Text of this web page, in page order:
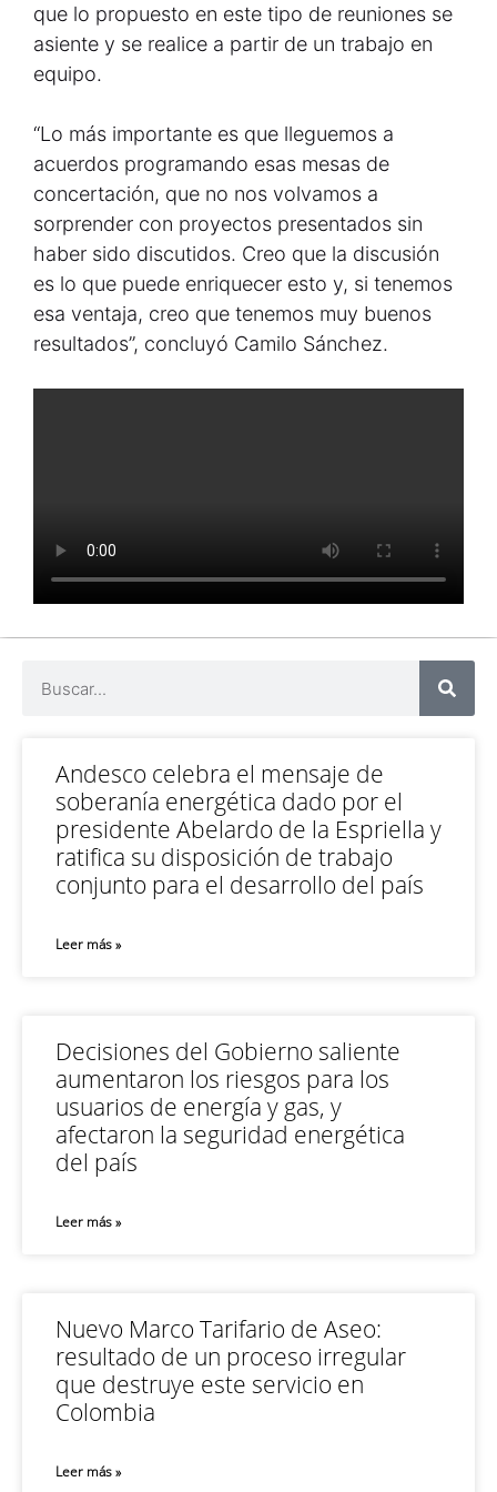
que lo propuesto en este tipo de reuniones se
asiente y se realice a partir de un trabajo en
equipo.
“Lo más importante es que lleguemos a
acuerdos programando esas mesas de
concertación, que no nos volvamos a
sorprender con proyectos presentados sin
haber sido discutidos. Creo que la discusión
es lo que puede enriquecer esto y, si tenemos
esa ventaja, creo que tenemos muy buenos
resultados”, concluyó Camilo Sánchez.
Andesco celebra el mensaje de
soberanía energética dado por el
presidente Abelardo de la Espriella y
ratifica su disposición de trabajo
conjunto para el desarrollo del país
Leer más »
Decisiones del Gobierno saliente
aumentaron los riesgos para los
usuarios de energía y gas, y
afectaron la seguridad energética
del país
Leer más »
Nuevo Marco Tarifario de Aseo:
resultado de un proceso irregular
que destruye este servicio en
Colombia
Leer más »